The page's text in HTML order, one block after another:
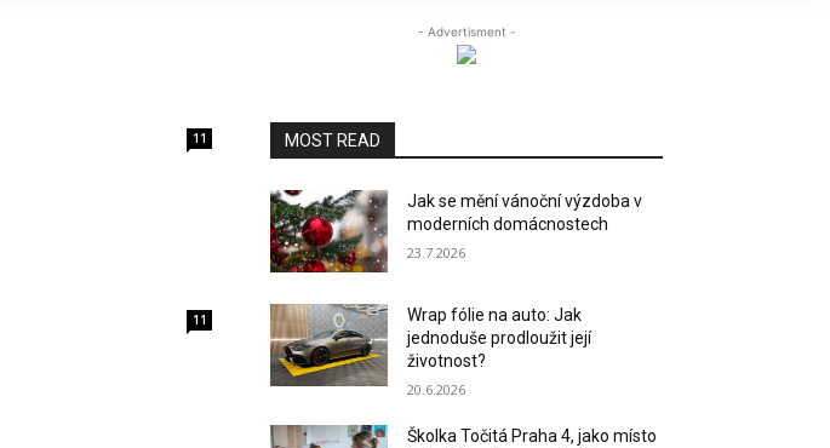
11
11
- Advertisment -
MOST READ
Jak se mění vánoční výzdoba v
moderních domácnostech
23.7.2026
Wrap fólie na auto: Jak
jednoduše prodloužit její
životnost?
20.6.2026
Školka Točitá Praha 4, jako místo